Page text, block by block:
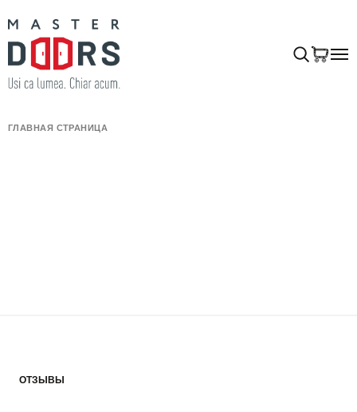
ГЛАВНАЯ СТРАНИЦА
ОТЗЫВЫ